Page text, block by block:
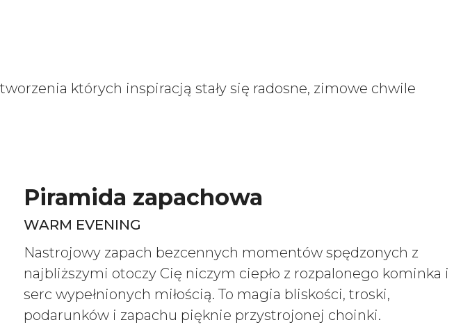
których inspiracją stały się radosne, zimowe chwile
Piramida zapachowa
WARM EVENING
Nastrojowy zapach bezcennych momentów spędzonych z
najbliższymi otoczy Cię niczym ciepło z rozpalonego kominka i
serc wypełnionych miłością. To magia bliskości, troski,
podarunków i zapachu pięknie przystrojonej choinki.